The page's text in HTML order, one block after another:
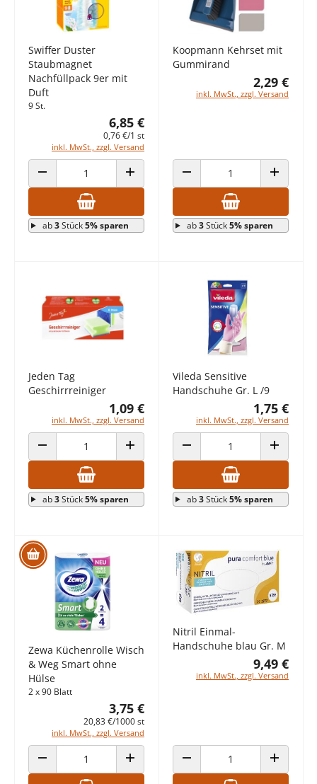
Swiffer Duster
Staubmagnet
Nachfüllpack 9er mit
Duft
9 St.
6,85 €
0,76 €/1 st
inkl. MwSt., zzgl. Versand
ANZAHL VERRINGERN ANZAHL ERHÖHEN
ab3Stück5% sparen
Koopmann Kehrset mit
Gummirand
2,29 €
inkl. MwSt., zzgl. Versand
ANZAHL VERRINGERN ANZAHL
ab3Stück5% sparen
Jeden Tag
Geschirrreiniger
1,09 €
inkl. MwSt., zzgl. Versand
ANZAHL VERRINGERN ANZAHL ERHÖHEN
ab3Stück5% sparen
Vileda Sensitive
Handschuhe Gr. L /9
1,75 €
inkl. MwSt., zzgl. Versand
ANZAHL VERRINGERN ANZAHL
ab3Stück5% sparen
Zewa Küchenrolle Wisch
& Weg Smart ohne
Hülse
2 x 90 Blatt
3,75 €
20,83 €/1000 st
inkl. MwSt., zzgl. Versand
ANZAHL VERRINGERN ANZAHL ERHÖHEN
Nitril Einmal-
Handschuhe blau Gr. M
9,49 €
inkl. MwSt., zzgl. Versand
ANZAHL VERRINGERN ANZAHL